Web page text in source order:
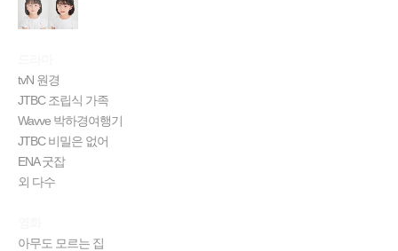
tvN 원경
JTBC 조립식 가족
Wavve 박하경여행기
JTBC 비밀은 없어
ENA 굿잡
외 다수
아무도 모르는 집